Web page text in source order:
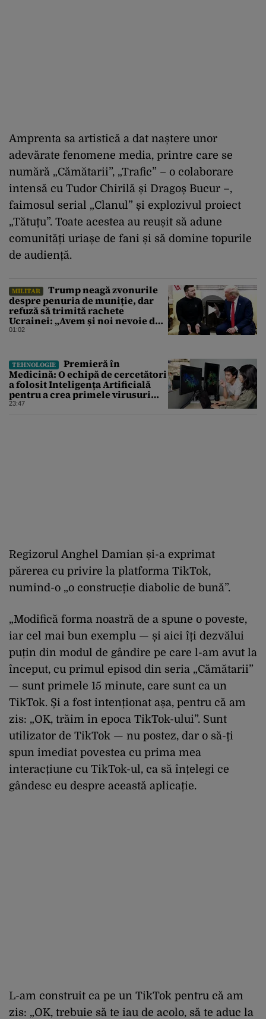
Amprenta sa artistică a dat naștere unor
adevărate fenomene media, printre care se
numără „Cămătarii”, „Trafic” – o colaborare
intensă cu Tudor Chirilă și Dragoș Bucur –,
faimosul serial „Clanul” și explozivul proiect
„Tătuțu”. Toate acestea au reușit să adune
comunități uriașe de fani și să domine topurile
de audiență.
MILITAR
Trump neagă zvonurile
despre penuria de muniție, dar
refuză să trimită rachete
Ucrainei: „Avem și noi nevoie de
rachete”
01:02
TEHNOLOGIE
Premieră în
Medicină: O echipă de cercetători
a folosit Inteligența Artificială
pentru a crea primele virusuri
sintetice la tratarea de E.coli
23:47
Regizorul Anghel Damian și-a exprimat
părerea cu privire la platforma TikTok,
numind-o „o construcție diabolic de bună”.
„Modifică forma noastră de a spune o poveste,
iar cel mai bun exemplu — și aici îți dezvălui
puțin din modul de gândire pe care l-am avut la
început, cu primul episod din seria „Cămătarii”
— sunt primele 15 minute, care sunt ca un
TikTok. Și a fost intenționat așa, pentru că am
zis: „OK, trăim în epoca TikTok-ului”. Sunt
utilizator de TikTok — nu postez, dar o să-ți
spun imediat povestea cu prima mea
interacțiune cu TikTok-ul, ca să înțelegi ce
gândesc eu despre această aplicație.
L-am construit ca pe un TikTok pentru că am
zis: „OK, trebuie să te iau de acolo, să te aduc la